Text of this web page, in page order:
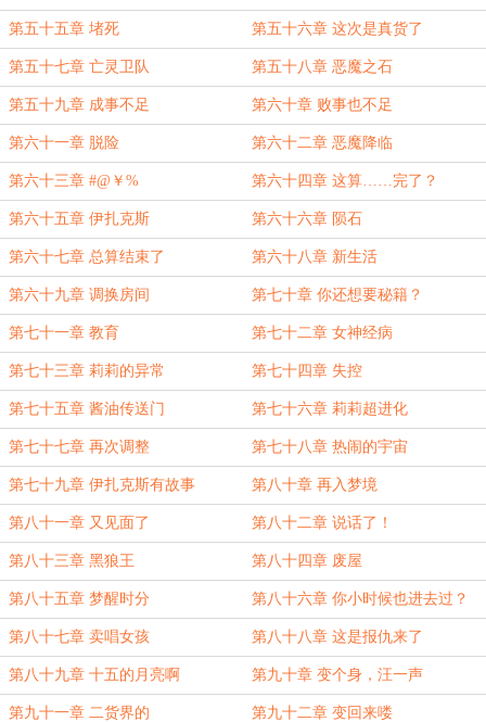
第五十五章 堵死 第五十六章 这次是真货了
第五十七章 亡灵卫队 第五十八章 恶魔之石
第五十九章 成事不足 第六十章 败事也不足
第六十一章 脱险 第六十二章 恶魔降临
第六十三章 #@￥% 第六十四章 这算……完了？
第六十五章 伊扎克斯 第六十六章 陨石
第六十七章 总算结束了 第六十八章 新生活
第六十九章 调换房间 第七十章 你还想要秘籍？
第七十一章 教育 第七十二章 女神经病
第七十三章 莉莉的异常 第七十四章 失控
第七十五章 酱油传送门 第七十六章 莉莉超进化
第七十七章 再次调整 第七十八章 热闹的宇宙
第七十九章 伊扎克斯有故事 第八十章 再入梦境
第八十一章 又见面了 第八十二章 说话了！
第八十三章 黑狼王 第八十四章 废屋
第八十五章 梦醒时分 第八十六章 你小时候也进去过？
第八十七章 卖唱女孩 第八十八章 这是报仇来了
第八十九章 十五的月亮啊 第九十章 变个身，汪一声
第九十一章 二货界的 第九十二章 变回来喽